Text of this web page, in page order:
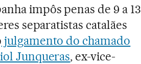
impôs penas de 9 a 13
separatistas catalães
julgamento do chamado
Junqueras, ex-vice-